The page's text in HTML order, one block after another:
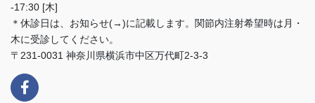
-17:30 [木]
＊休診日は、お知らせ(→)に記載します。関節内注射希望時は月・
木に受診してください。
〒231-0031 神奈川県横浜市中区万代町2-3-3